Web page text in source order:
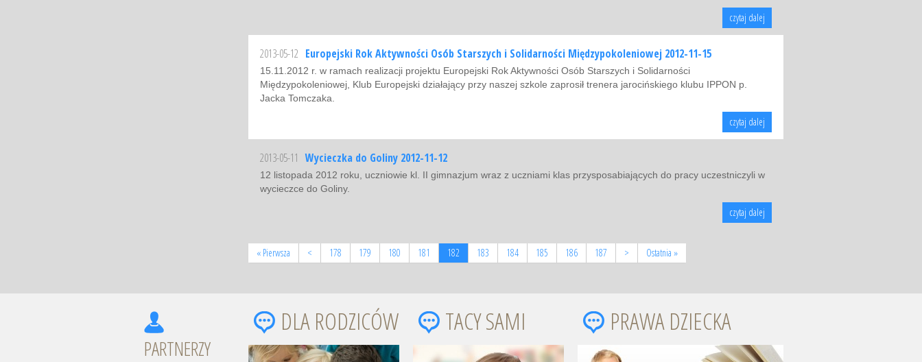
czytaj dalej
2013-05-12 Europejski Rok Aktywności Osób Starszych i Solidarności Międzypokoleniowej 2012-11-15
15.11.2012 r. w ramach realizacji projektu Europejski Rok Aktywności Osób Starszych i Solidarności
Międzypokoleniowej, Klub Europejski działający przy naszej szkole zaprosił trenera jarocińskiego klubu IPPON p.
Jacka Tomczaka.
czytaj dalej
2013-05-11 Wycieczka do Goliny 2012-11-12
12 listopada 2012 roku, uczniowie kl. II gimnazjum wraz z uczniami klas przysposabiających do pracy uczestniczyli w
wycieczce do Goliny.
czytaj dalej
« Pierwsza < 178 179 180 181 182 183 184 185 186 187 > Ostatnia »
PARTNERZY
DLA RODZICÓW TACY SAMI PRAWA DZIECKA